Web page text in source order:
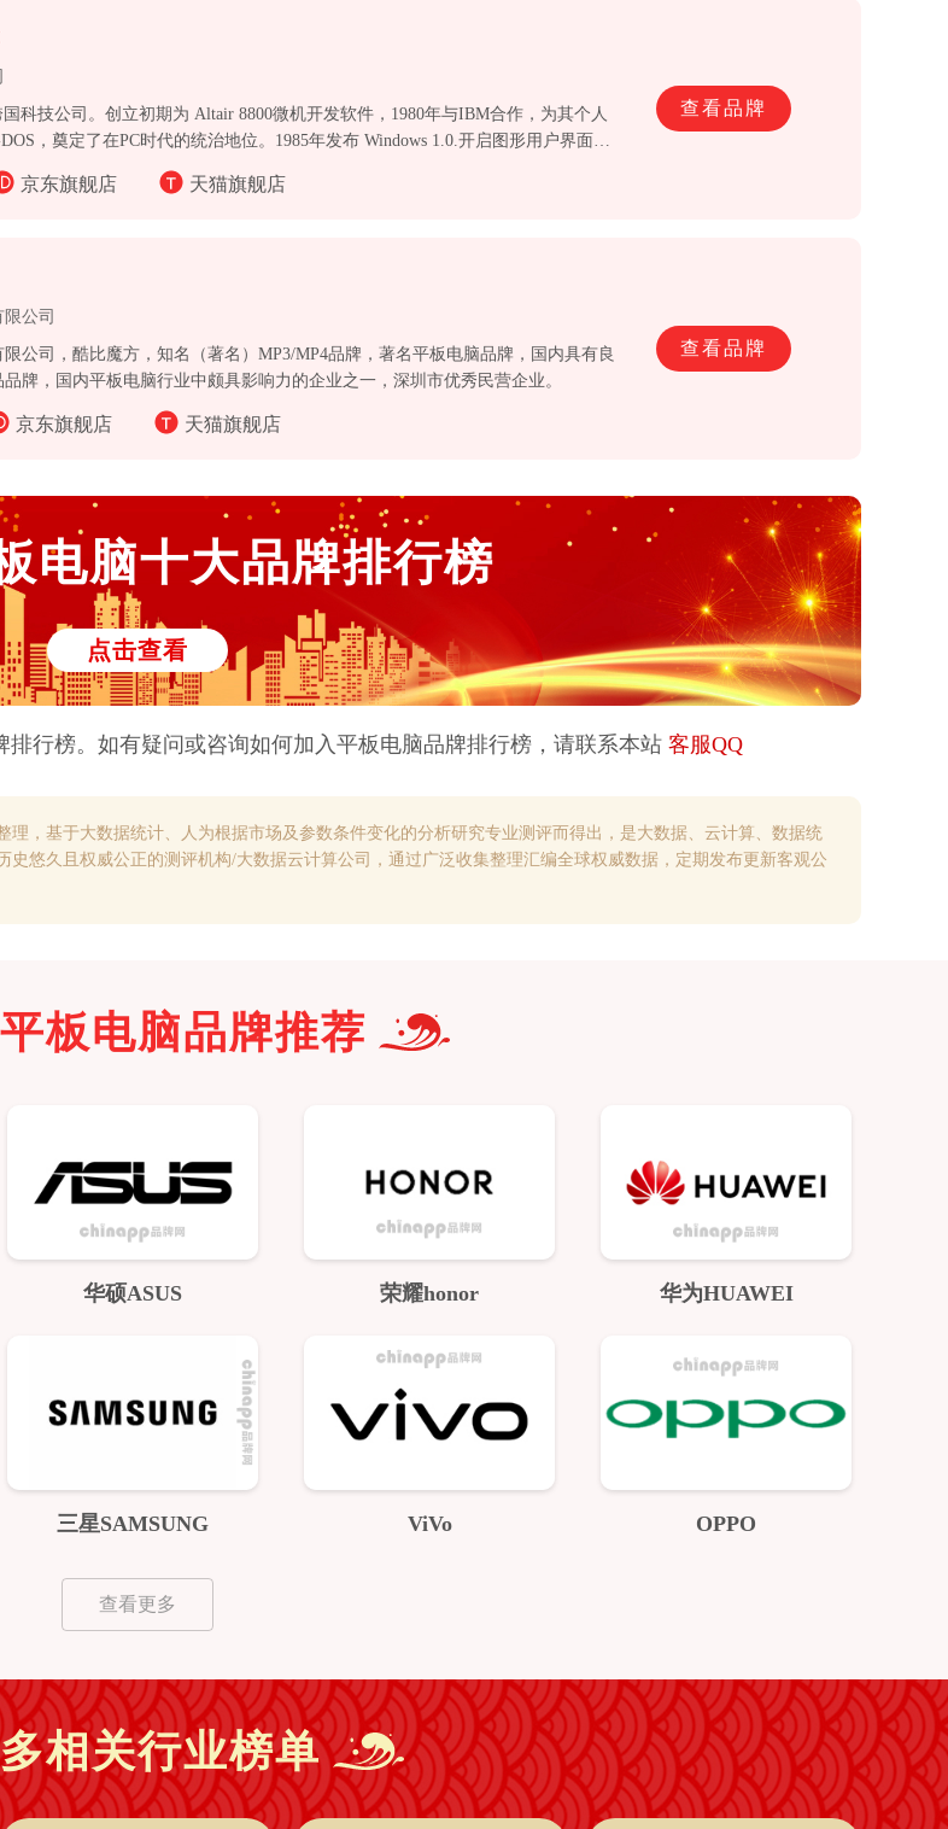
科技公司。创立初期为 Altair 8800微机开发软件，1980年与IBM合作，为其个人
，奠定了在PC时代的统治地位。1985年发布 Windows 1.0.开启图形用户界面时
世纪初，Windows和Office系列软件成为全球主流，同时进入游戏、互联网等领域。
京东旗舰店 天猫旗舰店
查看品牌
公司
公司，酷比魔方，知名（著名）MP3/MP4品牌，著名平板电脑品牌，国内具有良
牌，国内平板电脑行业中颇具影响力的企业之一，深圳市优秀民营企业。
京东旗舰店 天猫旗舰店
查看品牌
电脑十大品牌排行榜
点击查看
排行榜。如有疑问或咨询如何加入平板电脑品牌排行榜，请联系本站 客服QQ
，基于大数据统计、人为根据市场及参数条件变化的分析研究专业测评而得出，是大数据、云计算、数据统
悠久且权威公正的测评机构/大数据云计算公司，通过广泛收集整理汇编全球权威数据，定期发布更新客观公
平板电脑品牌推荐
华硕ASUS 荣耀honor 华为HUAWEI
三星SAMSUNG ViVo OPPO
查看更多
相关行业榜单